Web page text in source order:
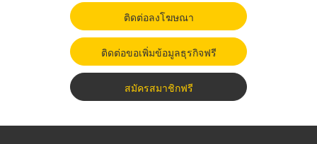
ติดต่อลงโฆษณา
ติดต่อขอเพิ่มข้อมูลธุรกิจฟรี
สมัครสมาชิกฟรี